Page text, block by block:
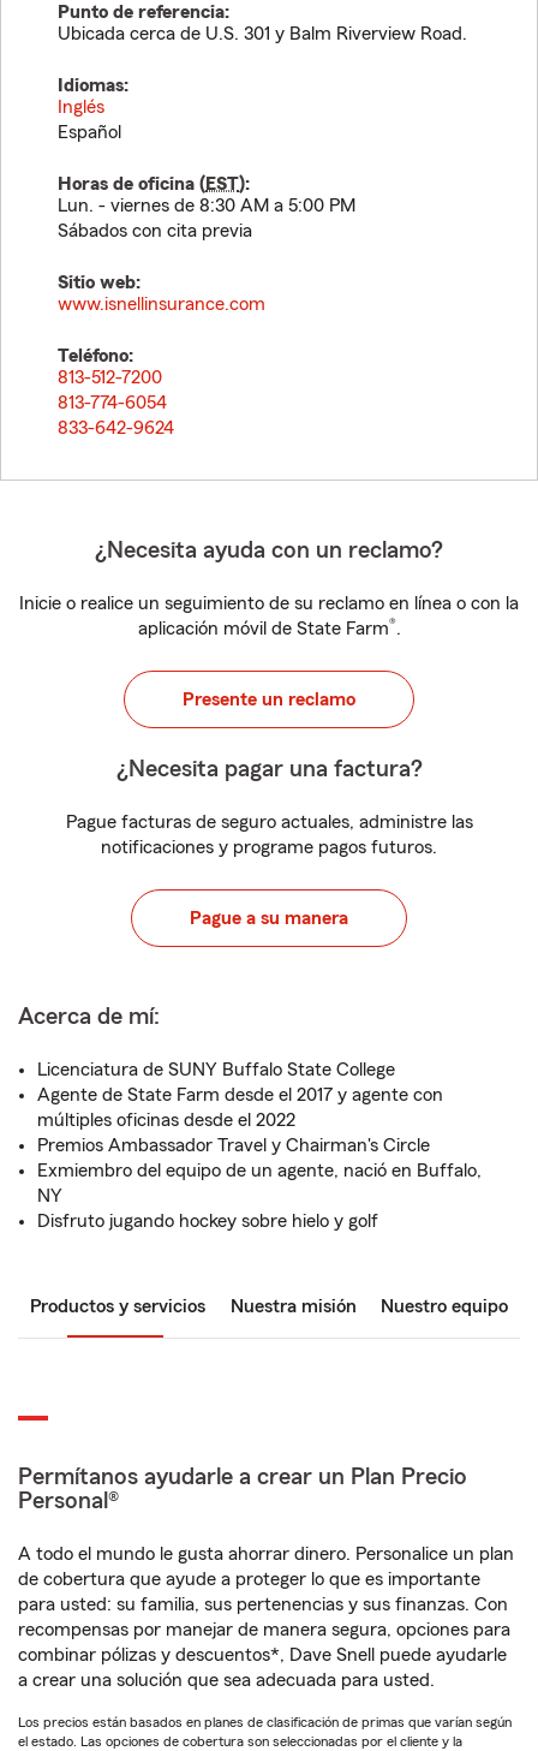
Punto de referencia:
Ubicada cerca de U.S. 301 y Balm Riverview Road.
Idiomas:
Inglés
Español
Horas de oficina (EST):
Lun. - viernes de 8:30 AM a 5:00 PM
Sábados con cita previa
Sitio web:
www.isnellinsurance.com
Teléfono:
813-512-7200
813-774-6054
833-642-9624
¿Necesita ayuda con un reclamo?
Inicie o realice un seguimiento de su reclamo en línea o con la
aplicación móvil de State Farm®.
Presente un reclamo
¿Necesita pagar una factura?
Pague facturas de seguro actuales, administre las
notificaciones y programe pagos futuros.
Pague a su manera
Acerca de mí:
Licenciatura de SUNY Buffalo State College
Agente de State Farm desde el 2017 y agente con
múltiples oficinas desde el 2022
Premios Ambassador Travel y Chairman's Circle
Exmiembro del equipo de un agente, nació en Buffalo,
NY
Disfruto jugando hockey sobre hielo y golf
Productos y servicios Nuestra misión Nuestro equipo
Permítanos ayudarle a crear un Plan Precio
Personal®
A todo el mundo le gusta ahorrar dinero. Personalice un plan
de cobertura que ayude a proteger lo que es importante
para usted: su familia, sus pertenencias y sus finanzas. Con
recompensas por manejar de manera segura, opciones para
combinar pólizas y descuentos*, Dave Snell puede ayudarle
a crear una solución que sea adecuada para usted.
Los precios están basados en planes de clasificación de primas que varían según
el estado. Las opciones de cobertura son seleccionadas por el cliente y la